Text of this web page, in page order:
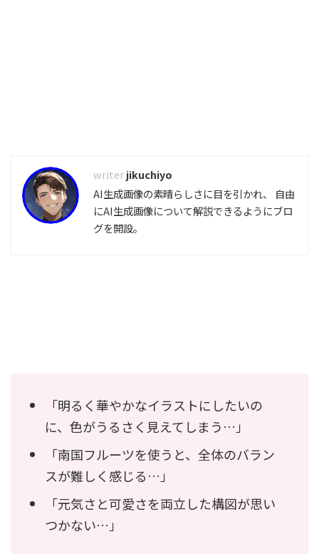
jikuchiyo
AI生成画像の素晴らしさに目を引かれ、 自由
にAI生成画像について解説できるようにブロ
グを開設。
「明るく華やかなイラストにしたいの
に、色がうるさく見えてしまう…」
「南国フルーツを使うと、全体のバラン
スが難しく感じる…」
「元気さと可愛さを両立した構図が思い
つかない…」